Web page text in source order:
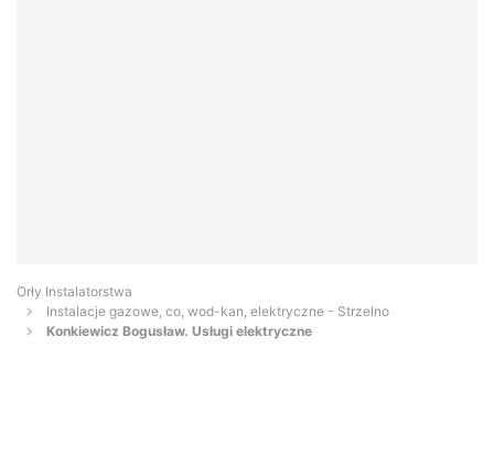
Orły Instalatorstwa
Instalacje gazowe, co, wod-kan, elektryczne - Strzelno
Konkiewicz Bogusław. Usługi elektryczne